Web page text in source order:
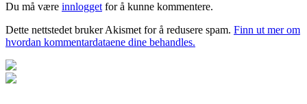
Du må være innlogget for å kunne kommentere.
Dette nettstedet bruker Akismet for å redusere spam. Finn ut mer om
hvordan kommentardataene dine behandles.